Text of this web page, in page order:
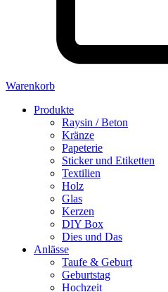
Warenkorb
Produkte
Raysin / Beton
Kränze
Papeterie
Sticker und Etiketten
Textilien
Holz
Glas
Kerzen
DIY Box
Dies und Das
Anlässe
Taufe & Geburt
Geburtstag
Hochzeit